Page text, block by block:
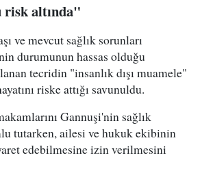
risk altında"
ve mevcut sağlık sorunları
durumunun hassas olduğu
tecridin "insanlık dışı muamele"
riske attığı savunuldu.
Gannuşi'nin sağlık
tutarken, ailesi ve hukuk ekibinin
edebilmesine izin verilmesini